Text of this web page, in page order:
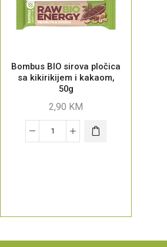
Bombus BIO sirova pločica
sa kikirikijem i kakaom,
50g
2,90 KM